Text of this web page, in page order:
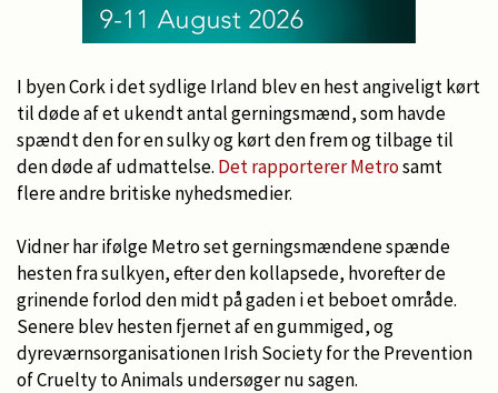
I byen Cork i det sydlige Irland blev en hest angiveligt kørt
til døde af et ukendt antal gerningsmænd, som havde
spændt den for en sulky og kørt den frem og tilbage til
den døde af udmattelse. Det rapporterer Metrosamt
flere andre britiske nyhedsmedier.
Vidner har ifølge Metro set gerningsmændene spænde
hesten fra sulkyen, efter den kollapsede, hvorefter de
grinende forlod den midt på gaden i et beboet område.
Senere blev hesten fjernet af en gummiged, og
dyreværnsorganisationen Irish Society for the Prevention
of Cruelty to Animals undersøger nu sagen.